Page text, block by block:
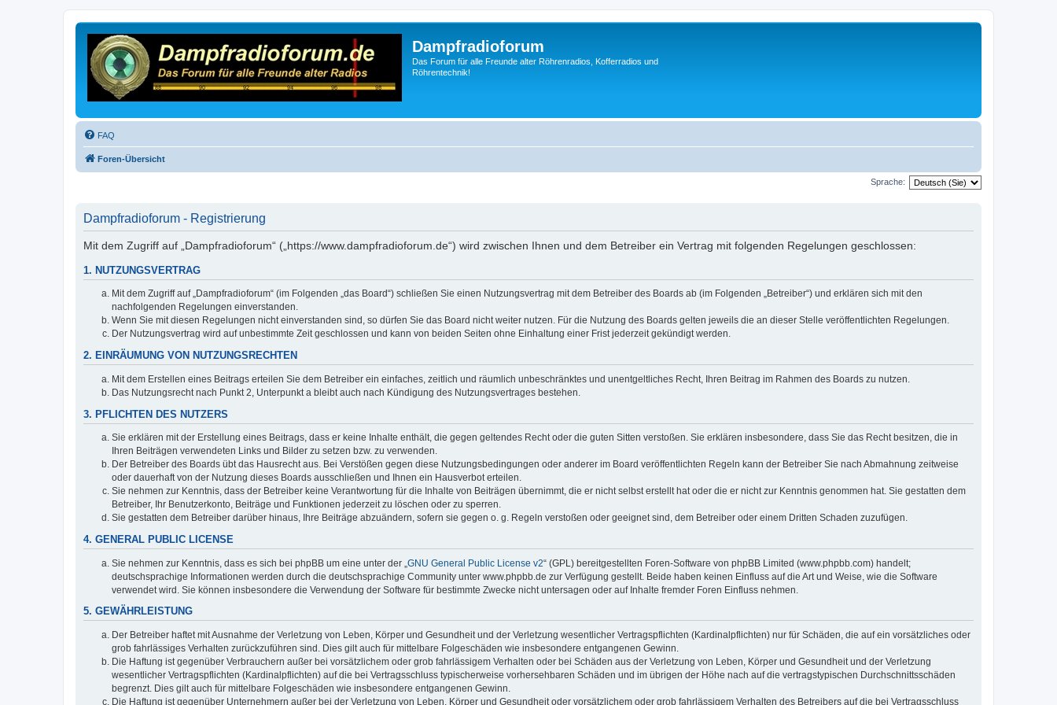
Dampfradioforum
Das Forum für alle Freunde alter Röhrenradios, Kofferradios und
Röhrentechnik!
FAQ
Foren-Übersicht
Sprache:
Dampfradioforum - Registrierung
Mit dem Zugriff auf „Dampfradioforum“ („https://www.dampfradioforum.de“) wird zwischen Ihnen und dem Betreiber ein Vertrag mit folgenden Regelungen geschlossen:
1. NUTZUNGSVERTRAG
Mit dem Zugriff auf „Dampfradioforum“ (im Folgenden „das Board“) schließen Sie einen Nutzungsvertrag mit dem Betreiber des Boards ab (im Folgenden „Betreiber“) und erklären sich mit den
nachfolgenden Regelungen einverstanden.
Wenn Sie mit diesen Regelungen nicht einverstanden sind, so dürfen Sie das Board nicht weiter nutzen. Für die Nutzung des Boards gelten jeweils die an dieser Stelle veröffentlichten Regelungen.
Der Nutzungsvertrag wird auf unbestimmte Zeit geschlossen und kann von beiden Seiten ohne Einhaltung einer Frist jederzeit gekündigt werden.
2. EINRÄUMUNG VON NUTZUNGSRECHTEN
Mit dem Erstellen eines Beitrags erteilen Sie dem Betreiber ein einfaches, zeitlich und räumlich unbeschränktes und unentgeltliches Recht, Ihren Beitrag im Rahmen des Boards zu nutzen.
Das Nutzungsrecht nach Punkt 2, Unterpunkt a bleibt auch nach Kündigung des Nutzungsvertrages bestehen.
3. PFLICHTEN DES NUTZERS
Sie erklären mit der Erstellung eines Beitrags, dass er keine Inhalte enthält, die gegen geltendes Recht oder die guten Sitten verstoßen. Sie erklären insbesondere, dass Sie das Recht besitzen, die in
Ihren Beiträgen verwendeten Links und Bilder zu setzen bzw. zu verwenden.
Der Betreiber des Boards übt das Hausrecht aus. Bei Verstößen gegen diese Nutzungsbedingungen oder anderer im Board veröffentlichten Regeln kann der Betreiber Sie nach Abmahnung zeitweise
oder dauerhaft von der Nutzung dieses Boards ausschließen und Ihnen ein Hausverbot erteilen.
Sie nehmen zur Kenntnis, dass der Betreiber keine Verantwortung für die Inhalte von Beiträgen übernimmt, die er nicht selbst erstellt hat oder die er nicht zur Kenntnis genommen hat. Sie gestatten dem
Betreiber, Ihr Benutzerkonto, Beiträge und Funktionen jederzeit zu löschen oder zu sperren.
Sie gestatten dem Betreiber darüber hinaus, Ihre Beiträge abzuändern, sofern sie gegen o. g. Regeln verstoßen oder geeignet sind, dem Betreiber oder einem Dritten Schaden zuzufügen.
4. GENERAL PUBLIC LICENSE
Sie nehmen zur Kenntnis, dass es sich bei phpBB um eine unter der „ GNU General Public License v2“ (GPL) bereitgestellten Foren-Software von phpBB Limited (www.phpbb.com) handelt;
deutschsprachige Informationen werden durch die deutschsprachige Community unter www.phpbb.de zur Verfügung gestellt. Beide haben keinen Einfluss auf die Art und Weise, wie die Software
verwendet wird. Sie können insbesondere die Verwendung der Software für bestimmte Zwecke nicht untersagen oder auf Inhalte fremder Foren Einfluss nehmen.
5. GEWÄHRLEISTUNG
Der Betreiber haftet mit Ausnahme der Verletzung von Leben, Körper und Gesundheit und der Verletzung wesentlicher Vertragspflichten (Kardinalpflichten) nur für Schäden, die auf ein vorsätzliches oder
grob fahrlässiges Verhalten zurückzuführen sind. Dies gilt auch für mittelbare Folgeschäden wie insbesondere entgangenen Gewinn.
Die Haftung ist gegenüber Verbrauchern außer bei vorsätzlichem oder grob fahrlässigem Verhalten oder bei Schäden aus der Verletzung von Leben, Körper und Gesundheit und der Verletzung
wesentlicher Vertragspflichten (Kardinalpflichten) auf die bei Vertragsschluss typischerweise vorhersehbaren Schäden und im übrigen der Höhe nach auf die vertragstypischen Durchschnittsschäden
begrenzt. Dies gilt auch für mittelbare Folgeschäden wie insbesondere entgangenen Gewinn.
Die Haftung ist gegenüber Unternehmern außer bei der Verletzung von Leben, Körper und Gesundheit oder vorsätzlichem oder grob fahrlässigem Verhalten des Betreibers auf die bei Vertragsschluss